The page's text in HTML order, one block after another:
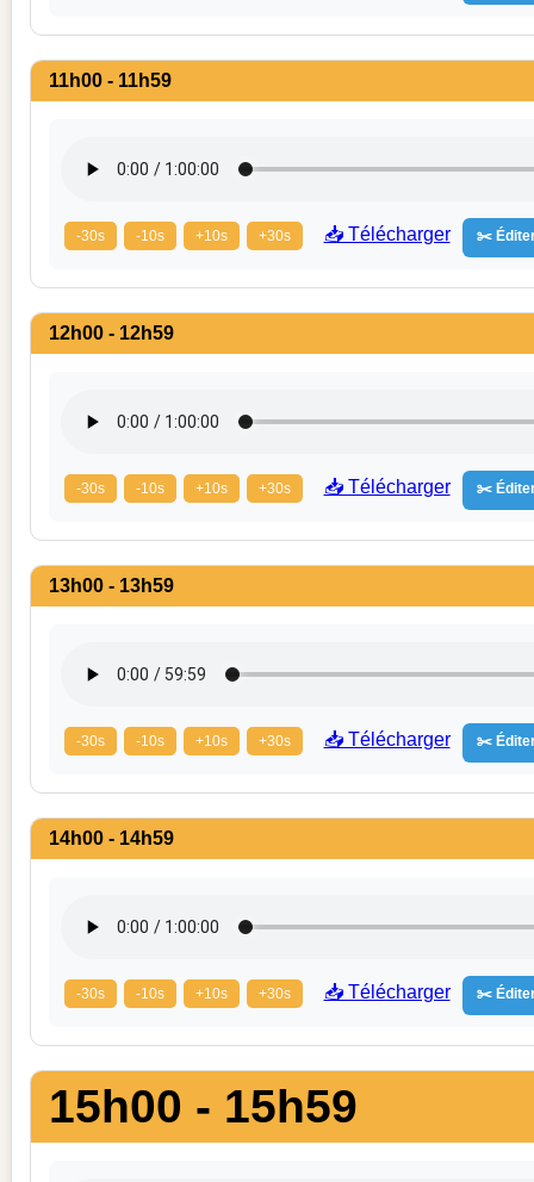
11h00 - 11h59
-30s -10s +10s +30s 📥 Télécharger ✂️
12h00 - 12h59
-30s -10s +10s +30s 📥 Télécharger ✂️
13h00 - 13h59
-30s -10s +10s +30s 📥 Télécharger ✂️
14h00 - 14h59
-30s -10s +10s +30s 📥 Télécharger ✂️
15h00 - 15h59